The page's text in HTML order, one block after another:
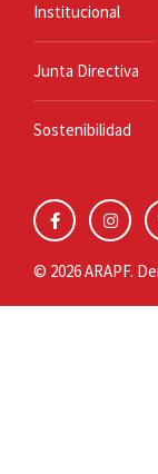
Institucional
Junta Directiva
Sostenibilidad
© 2026 ARAPF.